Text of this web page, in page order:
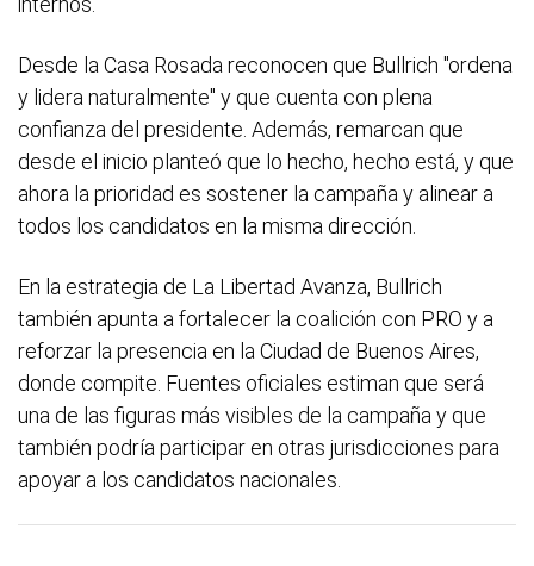
Desde la Casa Rosada reconocen que Bullrich "ordena
y lidera naturalmente" y que cuenta con plena
confianza del presidente. Además, remarcan que
desde el inicio planteó que lo hecho, hecho está, y que
ahora la prioridad es sostener la campaña y alinear a
todos los candidatos en la misma dirección.
En la estrategia de La Libertad Avanza, Bullrich
también apunta a fortalecer la coalición con PRO y a
reforzar la presencia en la Ciudad de Buenos Aires,
donde compite. Fuentes oficiales estiman que será
una de las figuras más visibles de la campaña y que
también podría participar en otras jurisdicciones para
apoyar a los candidatos nacionales.